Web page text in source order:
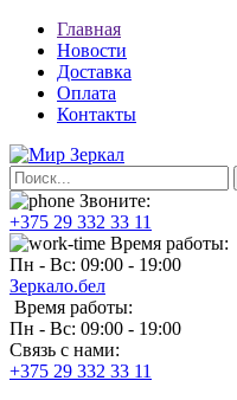
Главная
Новости
Доставка
Оплата
Контакты
Звоните:
+375 29 332 33 11
Время работы:
Пн - Вс: 09:00 - 19:00
Зеркало.бел
Время работы:
Пн - Вс: 09:00 - 19:00
Связь с нами:
+375 29 332 33 11